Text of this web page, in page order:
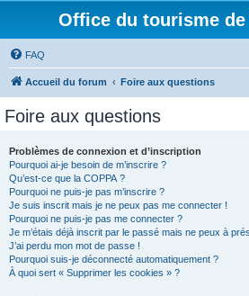
Office du tourisme
FAQ
Accueil du forum Foire aux questions
Foire aux questions
Problèmes de connexion et d’inscription
Pourquoi ai-je besoin de m’inscrire ?
Qu’est-ce que la COPPA ?
Pourquoi ne puis-je pas m’inscrire ?
Je suis inscrit mais je ne peux pas me connecter !
Pourquoi ne puis-je pas me connecter ?
Je m’étais déjà inscrit par le passé mais ne peux à
J’ai perdu mon mot de passe !
Pourquoi suis-je déconnecté automatiquement ?
À quoi sert « Supprimer les cookies » ?